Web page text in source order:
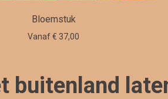
Bloemstuk
Vanaf € 37,00
buitenland